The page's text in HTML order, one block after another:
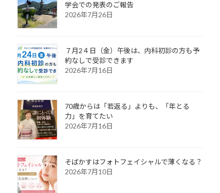
学会での発表のご報告
2026年7月26日
７月2４日（金）午後は、内科初診の方も予
約なしで受診できます
2026年7月16日
70歳からは「若返る」よりも、「年とる
力」を育てたい
2026年7月16日
そばかすはフォトフェイシャルで薄くなる？
2026年7月10日